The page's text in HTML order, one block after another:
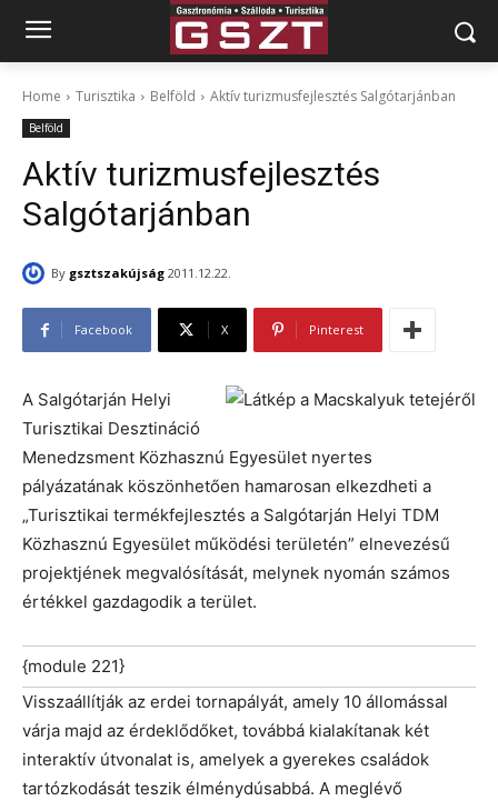
Home Turisztika Belföld Aktív turizmusfejlesztés Salgótarjánban
Belföld
Aktív turizmusfejlesztés
Salgótarjánban
By gsztszakújság 2011.12.22.
Facebook X Pinterest
A Salgótarján Helyi
Turisztikai Desztináció
Menedzsment Közhasznú Egyesület nyertes
pályázatának köszönhetően hamarosan elkezdheti a
„Turisztikai termékfejlesztés a Salgótarján Helyi TDM
Közhasznú Egyesület működési területén” elnevezésű
projektjének megvalósítását, melynek nyomán számos
értékkel gazdagodik a terület.
{module 221}
Visszaállítják az erdei tornapályát, amely 10 állomással
várja majd az érdeklődőket, továbbá kialakítanak két
interaktív útvonalat is, amelyek a gyerekes családok
tartózkodását teszik élménydúsabbá. A meglévő